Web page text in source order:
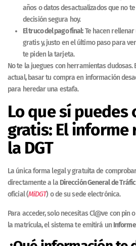
años o datos desactualizados que no
decisión segura hoy.
El truco del pago final:Te hacen
gratis y, justo en el último paso para
te piden la tarjeta.
No te la juegues con herramientas dudosas.
actual, basar tu compra en información
para heredar una estafa.
Lo que sí puedes
gratis: El informe
la DGT
La única forma legal y gratuita de
directamente a la Dirección General de
oficial (MiDGT) o de su sede electrónica.
Para acceder, solo necesitas Cl@ve con pin
la matrícula, el sistema te emitirá un